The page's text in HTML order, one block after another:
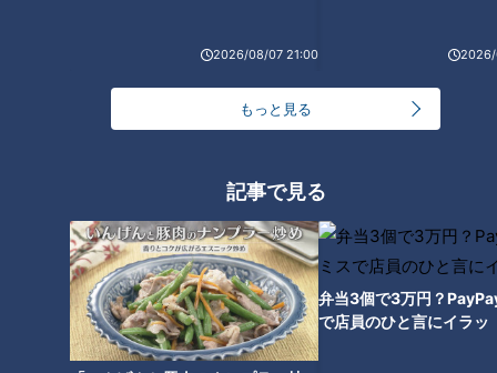
2026/08/07 21:00 2026/
もっと見る
記事で見る
弁当3個で3万円？
で店員のひと言にイラッ
名張市「赤目滝水族館」の展示